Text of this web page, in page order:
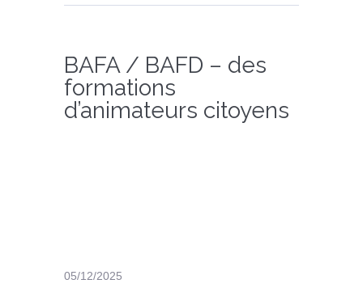
BAFA / BAFD – des
formations
d’animateurs citoyens
05/12/2025